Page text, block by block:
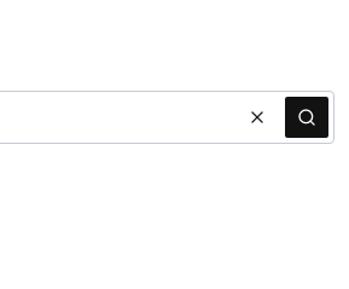
WyczyśćSzukaj